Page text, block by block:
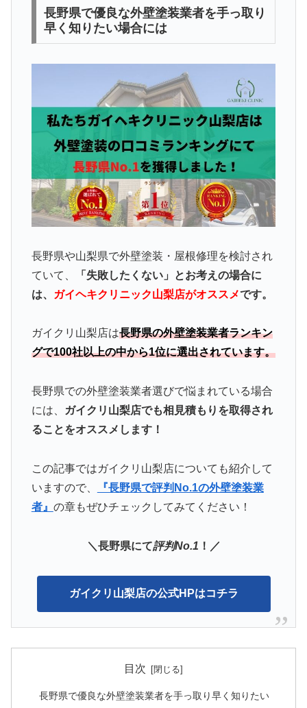
長野県で優良な外壁塗装業者を手っ取り
早く知りたい場合には
長野県や山梨県で外壁塗装・屋根修理を検討され
ていて、
「失敗したくない」とお考えの場合に
は、
ガイヘキクリニック山梨店がオススメです。
ガイクリ山梨店は長野県の外壁塗装業者ランキン
グで100社以上の中から1位に選出されています。
長野県での外壁塗装業者選びで悩まれている場合
には、
ガイクリ山梨店でも相見積もりを取得され
ることをオススメします！
この記事ではガイクリ山梨店についても紹介して
いますので、
『長野県で評判No.1の外壁塗装業
者』 の章もぜひチェックしてみてください！
＼長野県にて評判No.1 ！／
ガイクリ山梨店の公式HPはコチラ
目次
長野県で優良な外壁塗装業者を手っ取り早く知りたい